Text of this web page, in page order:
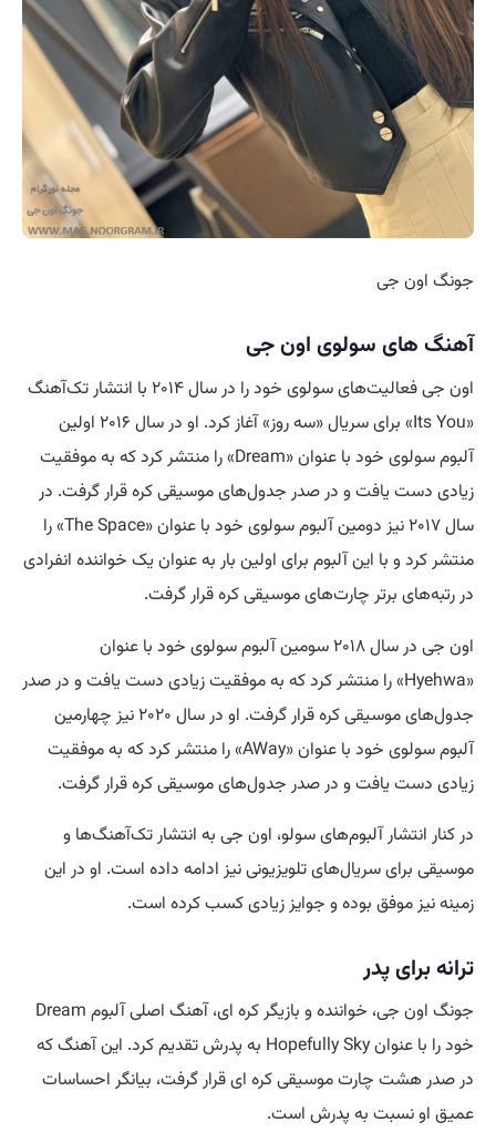
جونگ اون جی
آهنگ های سولوی اون جی
اون جی فعالیت‌های سولوی خود را در سال ۲۰۱۴ با انتشار تک‌آهنگ
«Its You» برای سریال «سه روز» آغاز کرد. او در سال ۲۰۱۶ اولین
آلبوم سولوی خود با عنوان «Dream» را منتشر کرد که به موفقیت
زیادی دست یافت و در صدر جدول‌های موسیقی کره قرار گرفت. در
سال ۲۰۱۷ نیز دومین آلبوم سولوی خود با عنوان «The Space» را
منتشر کرد و با این آلبوم برای اولین بار به عنوان یک خواننده انفرادی
در رتبه‌های برتر چارت‌های موسیقی کره قرار گرفت.
اون جی در سال ۲۰۱۸ سومین آلبوم سولوی خود با عنوان
«Hyehwa» را منتشر کرد که به موفقیت زیادی دست یافت و در صدر
جدول‌های موسیقی کره قرار گرفت. او در سال ۲۰۲۰ نیز چهارمین
آلبوم سولوی خود با عنوان «AWay» را منتشر کرد که به موفقیت
زیادی دست یافت و در صدر جدول‌های موسیقی کره قرار گرفت.
در کنار انتشار آلبوم‌های سولو، اون جی به انتشار تک‌آهنگ‌ها و
موسیقی برای سریال‌های تلویزیونی نیز ادامه داده است. او در این
زمینه نیز موفق بوده و جوایز زیادی کسب کرده است.
ترانه برای پدر
جونگ اون جی، خواننده و بازیگر کره ای، آهنگ اصلی آلبوم Dream
خود را با عنوان Hopefully Sky به پدرش تقدیم کرد. این آهنگ که
در صدر هشت چارت موسیقی کره ای قرار گرفت، بیانگر احساسات
عمیق او نسبت به پدرش است.